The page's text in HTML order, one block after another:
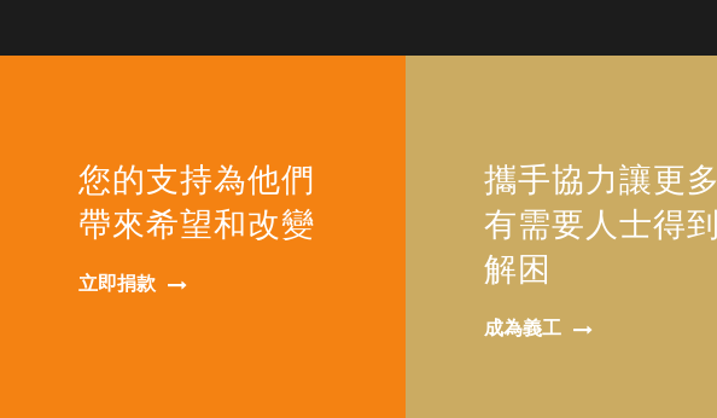
您的支持為他們
帶來希望和改變
立即捐款
攜手協力讓更多
有需要人士得到
解困
成為義工